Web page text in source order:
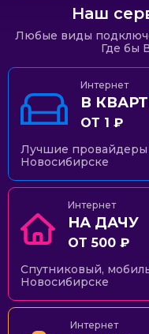
Наш
Любые виды
Где бы
Интернет
В
ОТ 1 ₽
Лучшие провайдеры
Новосибирске
Интернет
НА ДАЧУ
ОТ 500 ₽
Спутниковый,
Новосибирске
Интернет